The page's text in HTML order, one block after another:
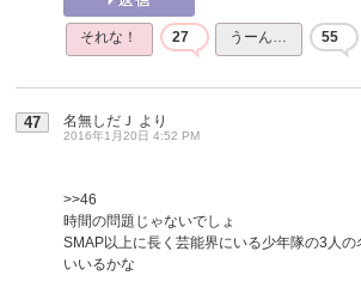
それな！ 27 うーん… 55
47 名無しだＪ より
2016年1月20日 4:52 PM
>>46
時間の問題じゃないでしょ
SMAP以上に長く芸能界にいる少年隊の3人の
いいるかな